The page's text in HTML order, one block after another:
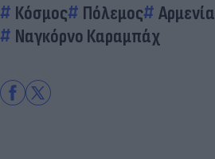
Κόσμος Πόλεμος Αρμενία
Ναγκόρνο Καραμπάχ